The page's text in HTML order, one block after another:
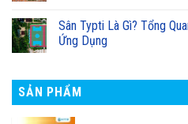
Sân Typti Là Gì? Tổng
Ứng Dụng
SẢN PHẨM